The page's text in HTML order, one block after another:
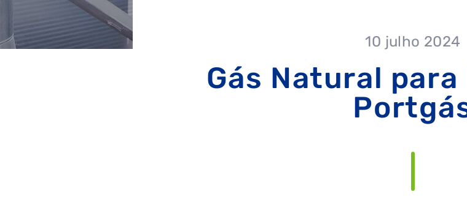
10 julho 2024
Gás Natural para